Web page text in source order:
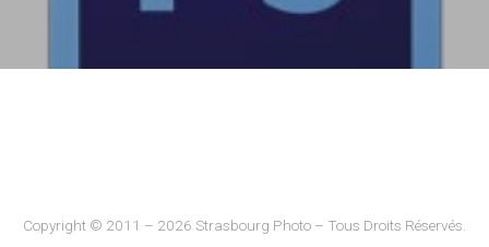
Copyright © 2011 – 2026 Strasbourg Photo – Tous Droits Réservés.